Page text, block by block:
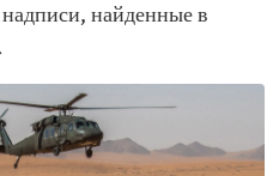
найденные в